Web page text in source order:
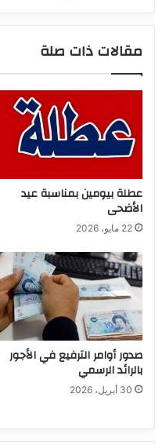
مقالات ذات صلة
عطلة بيومين بمناسبة عيد
الأضحى
22 مايو، 2026
صدور أوامر الترفيع في الأجور
بالرائد الرسمي
30 أبريل، 2026